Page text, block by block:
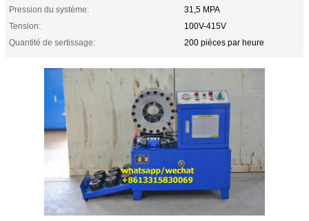
Pression du système:
31,5 MPA
Tension:
100V-415V
Quantité de sertissage:
200 pièces par heure